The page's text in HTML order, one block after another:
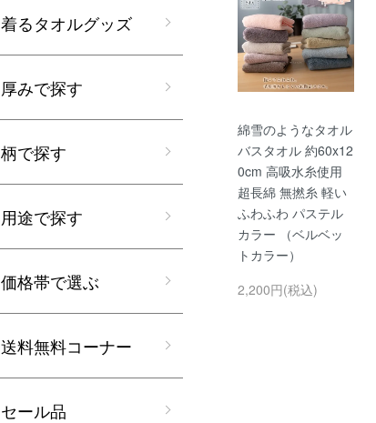
綿雪のようなタオル
バスタオル 約60x12
0cm 高吸水糸使用
超長綿 無撚糸 軽い
ふわふわ パステル
カラー （ベルベッ
トカラー）
2,200円(税込)
着るタオルグッズ
厚みで探す
柄で探す
用途で探す
価格帯で選ぶ
送料無料コーナー
セール品